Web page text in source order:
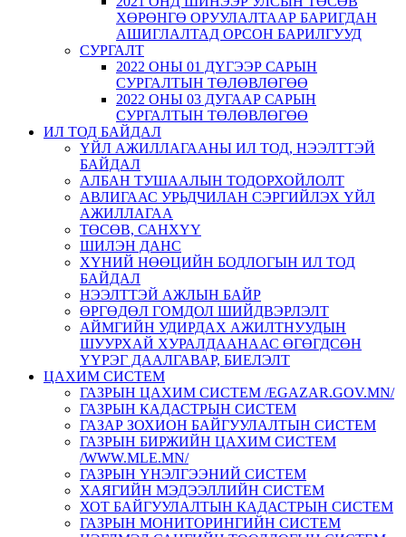
ХӨРӨНГӨ ОРУУЛАЛТААР БАРИГДАН
АШИГЛАЛТАД ОРСОН БАРИЛГУУД
СУРГАЛТ
2022 ОНЫ 01 ДҮГЭЭР САРЫН
СУРГАЛТЫН ТӨЛӨВЛӨГӨӨ
2022 ОНЫ 03 ДУГААР САРЫН
СУРГАЛТЫН ТӨЛӨВЛӨГӨӨ
ИЛ ТОД БАЙДАЛ
ҮЙЛ АЖИЛЛАГААНЫ ИЛ ТОД, НЭЭЛТТЭЙ
БАЙДАЛ
АЛБАН ТУШААЛЫН ТОДОРХОЙЛОЛТ
АВЛИГААС УРЬДЧИЛАН СЭРГИЙЛЭХ ҮЙЛ
АЖИЛЛАГАА
ТӨСӨВ, САНХҮҮ
ШИЛЭН ДАНС
ХҮНИЙ НӨӨЦИЙН БОДЛОГЫН ИЛ ТОД
БАЙДАЛ
НЭЭЛТТЭЙ АЖЛЫН БАЙР
ӨРГӨДӨЛ ГОМДОЛ ШИЙДВЭРЛЭЛТ
АЙМГИЙН УДИРДАХ АЖИЛТНУУДЫН
ШУУРХАЙ ХУРАЛДААНААС ӨГӨГДСӨН
ҮҮРЭГ ДААЛГАВАР, БИЕЛЭЛТ
ЦАХИМ СИСТЕМ
ГАЗРЫН ЦАХИМ СИСТЕМ /EGAZAR.GOV.MN/
ГАЗРЫН КАДАСТРЫН СИСТЕМ
ГАЗАР ЗОХИОН БАЙГУУЛАЛТЫН СИСТЕМ
ГАЗРЫН БИРЖИЙН ЦАХИМ СИСТЕМ
/WWW.MLE.MN/
ГАЗРЫН ҮНЭЛГЭЭНИЙ СИСТЕМ
ХАЯГИЙН МЭДЭЭЛЛИЙН СИСТЕМ
ХОТ БАЙГУУЛАЛТЫН КАДАСТРЫН СИСТЕМ
ГАЗРЫН МОНИТОРИНГИЙН СИСТЕМ